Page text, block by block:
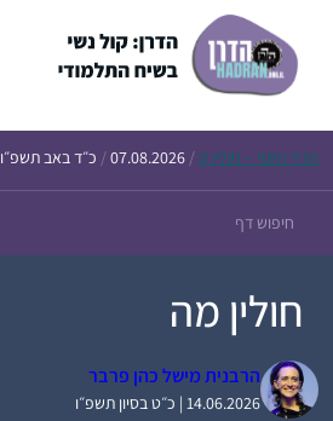
הדף היומי – חולין ק /
07.08.2026
/ כ״ד באב תשפ״ו
חולין מה
הרבנית מישל כהן פרבר
14.06.2026 | כ״ט בסיון תשפ״ו